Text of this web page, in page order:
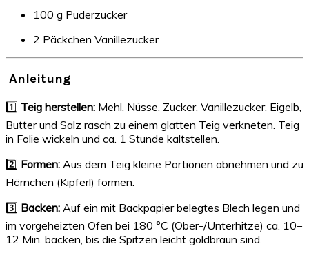
100 g Puderzucker
2 Päckchen Vanillezucker
‍ Anleitung
1️⃣ Teig herstellen: Mehl, Nüsse, Zucker, Vanillezucker, Eigelb,
Butter und Salz rasch zu einem glatten Teig verkneten. Teig
in Folie wickeln und ca. 1 Stunde kaltstellen.
2️⃣ Formen: Aus dem Teig kleine Portionen abnehmen und zu
Hörnchen (Kipferl) formen.
3️⃣ Backen: Auf ein mit Backpapier belegtes Blech legen und
im vorgeheizten Ofen bei 180 °C (Ober-/Unterhitze) ca. 10–
12 Min. backen, bis die Spitzen leicht goldbraun sind.